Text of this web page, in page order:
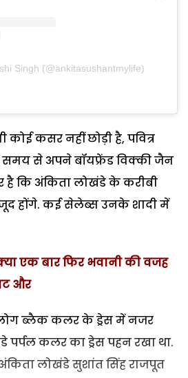
Singh (@ankitasushantmylife)
कसर नहीं छोड़ी है, पवित्र
समय से अपने बॉयफ्रेंड विक्की जैन
है कि अंकिता लोखंडे के करीबी
होंगे. कई सेलेब्स उनके शादी में
एक बार फिर भवानी की वजह
और
लोग ब्लैक कलर के ड्रेस में नजर
पर्पल कलर का ड्रेस पहन रखा था.
लोखंडे सुशांत सिंह राजपूत